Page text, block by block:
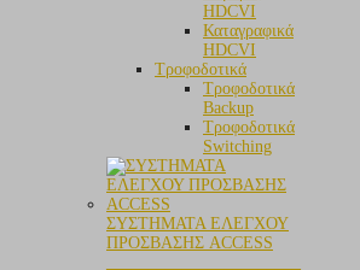
HDCVI
Καταγραφικά
HDCVI
Τροφοδοτικά
Τροφοδοτικά
Backup
Τροφοδοτικά
Switching
ΣΥΣΤΗΜΑΤΑ ΕΛΕΓΧΟΥ
ΠΡΟΣΒΑΣΗΣ ACCESS